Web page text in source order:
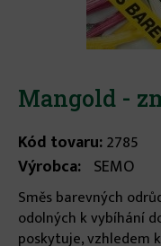
Mangold -
Kód tovaru:2785
Výrobca: SEMO
Směs barevných
odolných k vybíhání
poskytuje, vzhledem